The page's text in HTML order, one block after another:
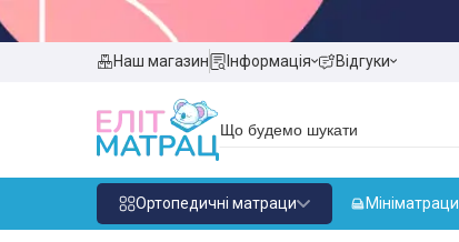
Наш магазин Інформація Відгуки
Ортопедичні матраци Мініматраци